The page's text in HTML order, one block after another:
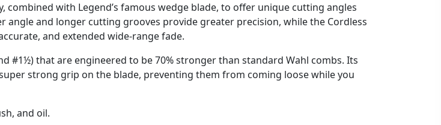
combined with Legend’s famous wedge blade, to offer unique cutting angles
angle and longer cutting grooves provide greater precision, while the Cordless
and extended wide-range fade.
#1½) that are engineered to be 70% stronger than standard Wahl combs. Its
strong grip on the blade, preventing them from coming loose while you
and oil.